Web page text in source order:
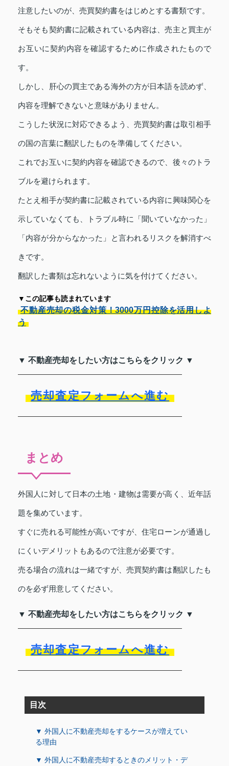
注意したいのが、売買契約書をはじめとする書類です。
そもそも契約書に記載されている内容は、売主と買主が
お互いに契約内容を確認するために作成されたもので
す。
しかし、肝心の買主である海外の方が日本語を読めず、
内容を理解できないと意味がありません。
こうした状況に対応できるよう、売買契約書は取引相手
の国の言葉に翻訳したものを準備してください。
これでお互いに契約内容を確認できるので、後々のトラ
ブルを避けられます。
たとえ相手が契約書に記載されている内容に興味関心を
示していなくても、トラブル時に「聞いていなかった」
「内容が分からなかった」と言われるリスクを解消すべ
きです。
翻訳した書類は忘れないように気を付けてください。
▼この記事も読まれています
不動産売却の税金対策！3000万円控除を活用しよ
う
▼ 不動産売却をしたい方はこちらをクリック ▼
売却査定フォームへ進む
まとめ
外国人に対して日本の土地・建物は需要が高く、近年話
題を集めています。
すぐに売れる可能性が高いですが、住宅ローンが通過し
にくいデメリットもあるので注意が必要です。
売る場合の流れは一緒ですが、売買契約書は翻訳したも
のを必ず用意してください。
▼ 不動産売却をしたい方はこちらをクリック ▼
売却査定フォームへ進む
目次
▼ 外国人に不動産売却をするケースが増えてい
る理由
▼ 外国人に不動産売却するときのメリット・デ